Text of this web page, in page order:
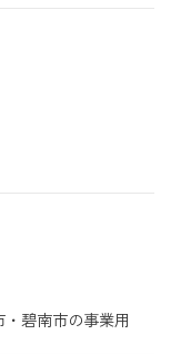
・碧南市の事業用